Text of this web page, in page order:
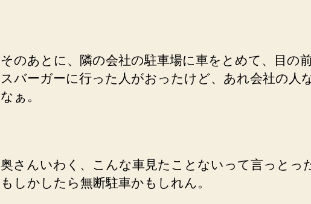
そのあとに、隣の会社の駐車場に車をとめて、目の
スバーガーに行った人がおったけど、あれ会社の人
なぁ。
奥さんいわく、こんな車見たことないって言っとっ
もしかしたら無断駐車かもしれん。